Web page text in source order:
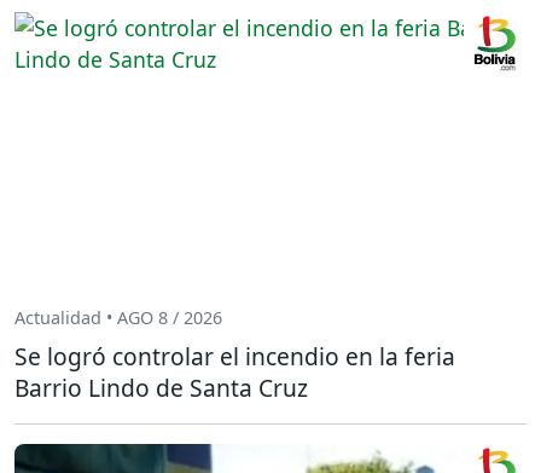
Actualidad • AGO 8 / 2026
Se logró controlar el incendio en la feria
Barrio Lindo de Santa Cruz